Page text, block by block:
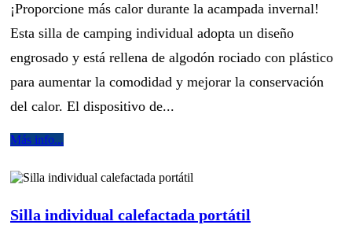
¡Proporcione más calor durante la acampada invernal!
Esta silla de camping individual adopta un diseño
engrosado y está rellena de algodón rociado con plástico
para aumentar la comodidad y mejorar la conservación
del calor. El dispositivo de...
Más info...
Silla individual calefactada portátil